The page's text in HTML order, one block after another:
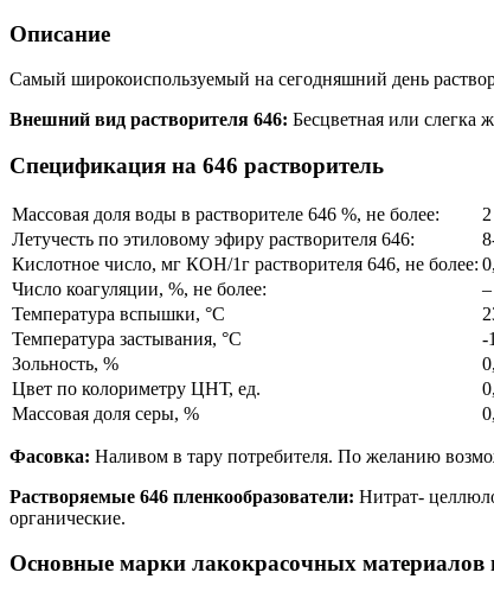
Описание
Самый широкоиспользуемый на сегодняшний день
Внешний вид растворителя 646: Бесцветная или слегка
Спецификация на 646 растворитель
Массовая доля воды в растворителе 646 %, не более:
2
Летучесть по этиловому эфиру растворителя 646:
Кислотное число, мг КОН/1г растворителя 646, не более:
Число коагуляции, %, не более:
Температура вспышки, °С
Температура застывания, °С
-
Зольность, %
Цвет по колориметру ЦНТ, ед.
Массовая доля серы, %
Фасовка: Наливом в тару потребителя. По желанию
Растворяемые 646 пленкообразователи: Нитрат-
органические.
Основные марки лакокрасочных материалов